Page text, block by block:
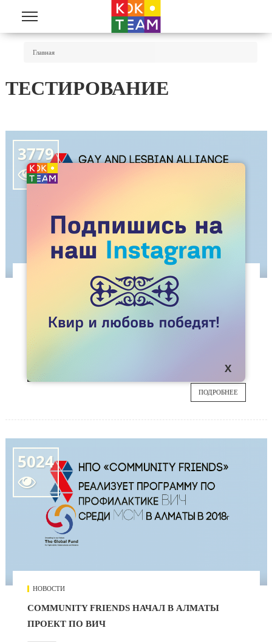
Перейти к основному содержанию
Главная
ТЕСТИРОВАНИЕ
3779

ОО GALA НАЧАЛО В КАРАГАНДИНСКОЙ ОБЛ.
ПРОЕКТ ПО ВИЧ
13
ПОДРОБНЕЕ
5024

НОВОСТИ
COMMUNITY FRIENDS НАЧАЛ В АЛМАТЫ
ПРОЕКТ ПО ВИЧ